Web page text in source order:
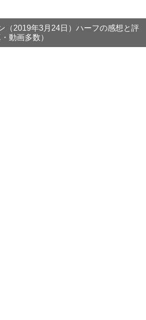
（2019年3月24日）ハーフの感想と評
動画多数）